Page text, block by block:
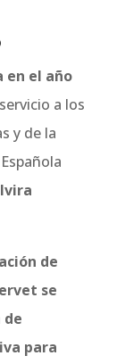
en el año
a los
y de la
de
se
para